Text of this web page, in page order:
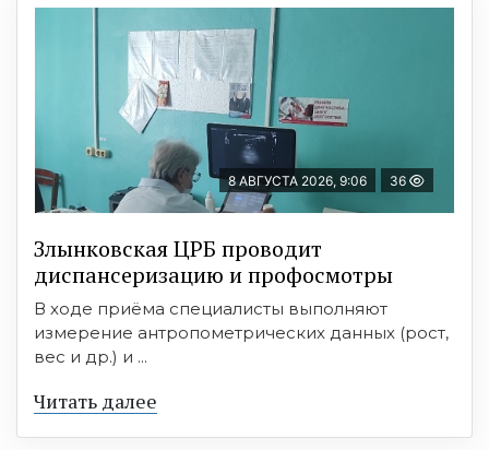
8 АВГУСТА 2026, 9:06 36
Злынковская ЦРБ проводит
диспансеризацию и профосмотры
В ходе приёма специалисты выполняют
измерение антропометрических данных (рост,
вес и др.) и ...
Читать далее